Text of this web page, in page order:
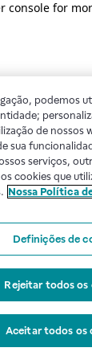
console for
podemos
de nossos
sua
serviços,
cookies que
Nossa Política
Definições de
Rejeitar todos os
Aceitar todos os